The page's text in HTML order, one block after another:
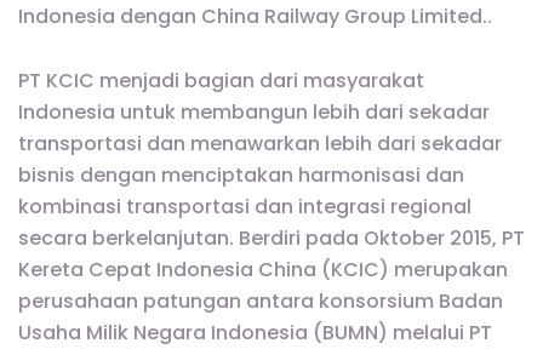
Indonesia dengan China Railway Group Limited..
PT KCIC menjadi bagian dari masyarakat
Indonesia untuk membangun lebih dari sekadar
transportasi dan menawarkan lebih dari sekadar
bisnis dengan menciptakan harmonisasi dan
kombinasi transportasi dan integrasi regional
secara berkelanjutan. Berdiri pada Oktober 2015, PT
Kereta Cepat Indonesia China (KCIC) merupakan
perusahaan patungan antara konsorsium Badan
Usaha Milik Negara Indonesia (BUMN) melalui PT